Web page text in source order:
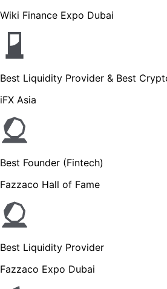
Wiki Finance Expo Dubai
Best Liquidity Provider & Best
iFX Asia
Best Founder (Fintech)
Fazzaco Hall of Fame
Best Liquidity Provider
Fazzaco Expo Dubai